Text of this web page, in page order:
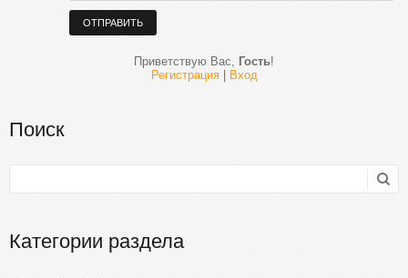
ОТПРАВИТЬ
Приветствую Вас, Гость!
Регистрация| Вход
Поиск
Категории раздела